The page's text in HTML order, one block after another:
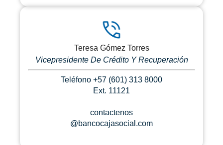
Teresa Gómez Torres
Vicepresidente De Crédito Y Recuperación
Teléfono +57 (601) 313 8000
Ext. 11121
contactenos
@bancocajasocial.com